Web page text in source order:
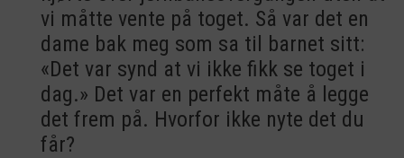
vi måtte vente på toget. Så var det en
dame bak meg som sa til barnet sitt:
«Det var synd at vi ikke fikk se toget i
dag.» Det var en perfekt måte å legge
det frem på. Hvorfor ikke nyte det du
får?